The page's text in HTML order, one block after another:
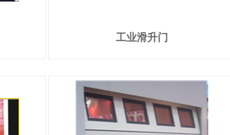
工业滑升门